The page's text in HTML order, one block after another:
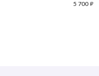
5 700 ₽